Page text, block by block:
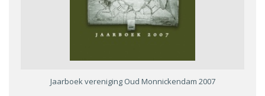
Jaarboek vereniging Oud Monnickendam 2007